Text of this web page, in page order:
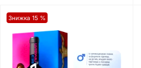
Знижка 15 %